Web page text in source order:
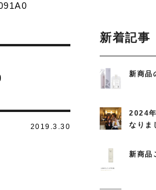
2019.3.30
新着記事
新商品
2024
なりま
新商品